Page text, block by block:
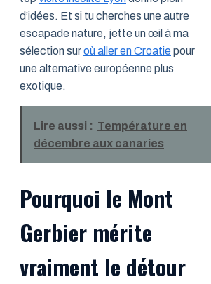
d’idées. Et si tu cherches une autre
escapade nature, jette un œil à ma
sélection suroù aller en Croatiepour
une alternative européenne plus
exotique.
Lire aussi : Température en
décembre aux canaries
Pourquoi le Mont
Gerbier mérite
vraiment le détour